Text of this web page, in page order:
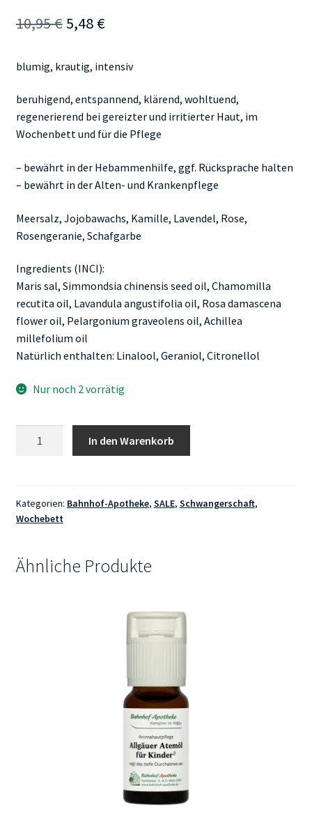
10,95€Ursprünglicher
war:
10,95 €
5,48 €Aktueller
ist:
5,48 €.
blumig, krautig, intensiv
beruhigend, entspannend, klärend, wohltuend,
regenerierend bei gereizter und irritierter Haut, im
Wochenbett und für die Pflege
– bewährt in der Hebammenhilfe, ggf. Rücksprache halten
– bewährt in der Alten- und Krankenpflege
Meersalz, Jojobawachs, Kamille, Lavendel, Rose,
Rosengeranie, Schafgarbe
Ingredients (INCI):
Maris sal, Simmondsia chinensis seed oil, Chamomilla
recutita oil, Lavandula angustifolia oil, Rosa damascena
flower oil, Pelargonium graveolens oil, Achillea
millefolium oil
Natürlich enthalten: Linalool, Geraniol, Citronellol
Nur noch 2 vorrätig
MINDESTHALTBARKEITSDATUM
06/2026
In den Warenkorb
Kategorien: Bahnhof-Apotheke, SALE, Schwangerschaft,
Wochebett
Ähnliche Produkte